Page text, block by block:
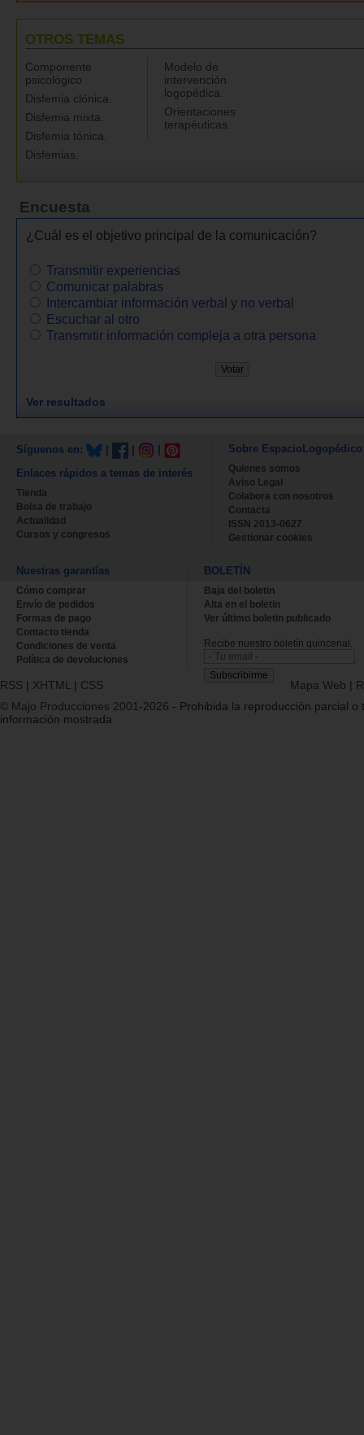
OTROS TEMAS
Componente
psicológico
Disfemia clónica.
Disfemia mixta.
Disfemia tónica.
Disfemias.
Modelo de
intervención
logopédica.
Orientaciones
terapéuticas.
Encuesta
¿Cuál es el objetivo principal de la comunicación?
Transmitir experiencias
Comunicar palabras
Intercambiar información verbal y no verbal
Escuchar al otro
Transmitir información compleja a otra persona
Ver resultados
Síguenos en:
Enlaces rápidos a temas de interés
Tienda
Bolsa de trabajo
Actualidad
Cursos y congresos
Sobre EspacioLogopédico
Quienes somos
Aviso Legal
Colabora con nosotros
Contacta
ISSN 2013-0627
Gestionar cookies
Nuestras garantías
Cómo comprar
Envío de pedidos
Formas de pago
Contacto tienda
Condiciones de venta
Política de devoluciones
BOLETÍN
Baja del boletin
Alta en el boletin
Ver último boletin publicado
Recibe nuestro boletín quincenal.
RSS | XHTML | CSS Mapa Web |
© Majo Producciones 2001-2026 - Prohibida la reproducción parcial o
información mostrada